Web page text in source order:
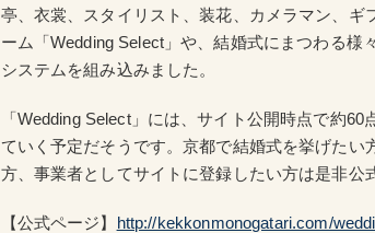
亭、衣裳、スタイリスト、装花、カメラマン、
ーム「Wedding Select」や、結婚式にまつわる
システムを組み込みました。
「Wedding Select」には、サイト公開時点で約
ていく予定だそうです。京都で結婚式を挙げた
方、事業者としてサイトに登録したい方は是非公
【公式ページ】 http://kekkonmonogatari.com/